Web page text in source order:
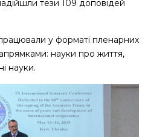
тези 109 доповідей
у форматі пленарних
науки про життя,
науки.